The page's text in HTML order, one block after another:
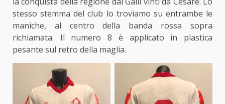
stesso stemma del club lo troviamo su entrambe le
maniche, al centro della banda rossa sopra
richiamata. Il numero 8 è applicato in plastica
pesante sul retro della maglia.